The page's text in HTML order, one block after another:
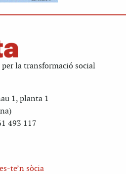
la transformació social
1, planta 1
493 117
te’n sòcia